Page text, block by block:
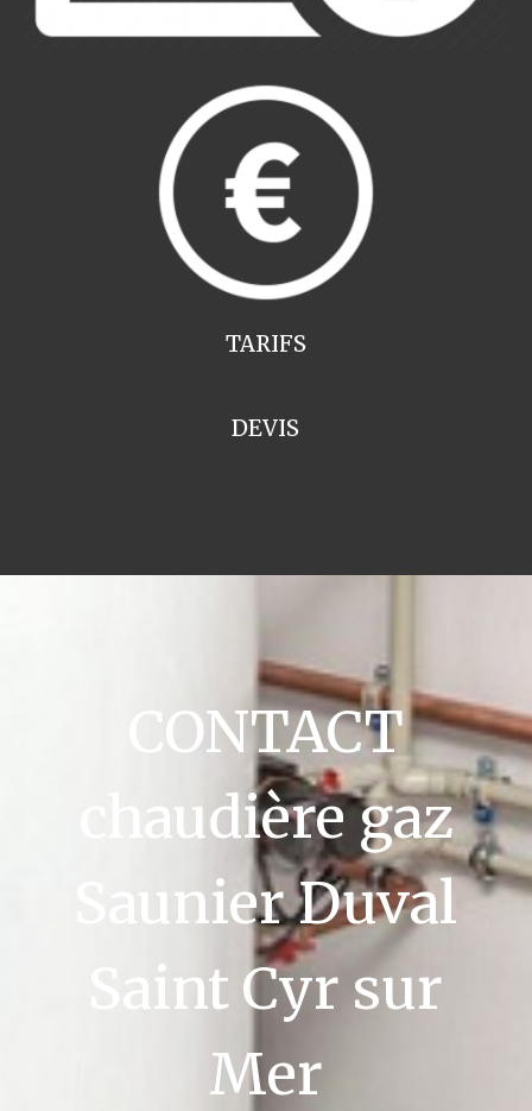
TARIFS
DEVIS
CONTACT
chaudière gaz
Saunier Duval
Saint Cyr sur
Mer